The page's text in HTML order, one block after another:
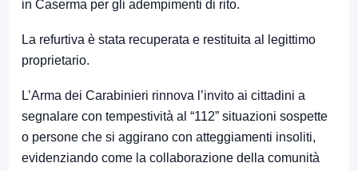
in Caserma per gli adempimenti di rito.
La refurtiva è stata recuperata e restituita al legittimo
proprietario.
L’Arma dei Carabinieri rinnova l’invito ai cittadini a
segnalare con tempestività al “112” situazioni sospette
o persone che si aggirano con atteggiamenti insoliti,
evidenziando come la collaborazione della comunità